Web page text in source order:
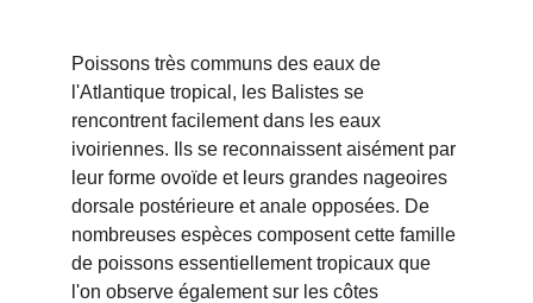
Poissons très communs des eaux de
l'Atlantique tropical, les Balistes se
rencontrent facilement dans les eaux
ivoiriennes. Ils se reconnaissent aisément par
leur forme ovoïde et leurs grandes nageoires
dorsale postérieure et anale opposées. De
nombreuses espèces composent cette famille
de poissons essentiellement tropicaux que
l'on observe également sur les côtes